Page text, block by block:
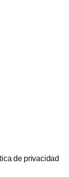
de privacidad